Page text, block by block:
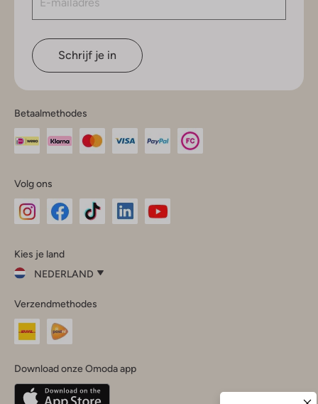
Schrijf je in
Betaalmethodes
Volg ons
InstagramFacebook
Kies je land
NEDERLAND
je
land
Nederland
Belgique(Français)
Verzendmethodes
Download onze Omoda app